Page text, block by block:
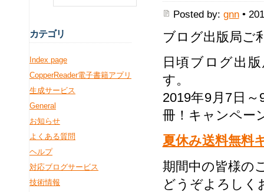
Posted by: gnn•
ブログ出版局ご
日頃ブログ出
す。
2019年9月7日
冊！キャンペー
夏休み送料無料
期間中の皆様の
どうぞよろしく
カテゴリ
Index page
CopperReader電子書籍アプリ
生成サービス
General
お知らせ
よくある質問
ヘルプ
対応ブログサービス
技術情報